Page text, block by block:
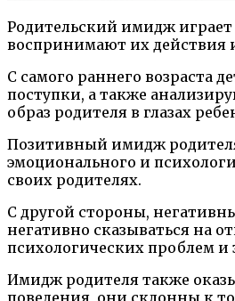
Родительский имидж
воспринимают их действия
С самого раннего возраста
поступки, а также
образ родителя в глазах
Позитивный имидж
эмоционального и
своих родителях.
С другой стороны,
негативно сказываться на
психологических проблем
Имидж родителя также